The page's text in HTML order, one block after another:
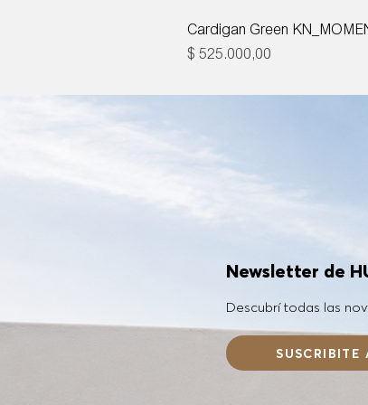
Cardigan Green
Precio
$ 525.000,00
Newsletter de
Descubrí todas las
SUSCRIBITE